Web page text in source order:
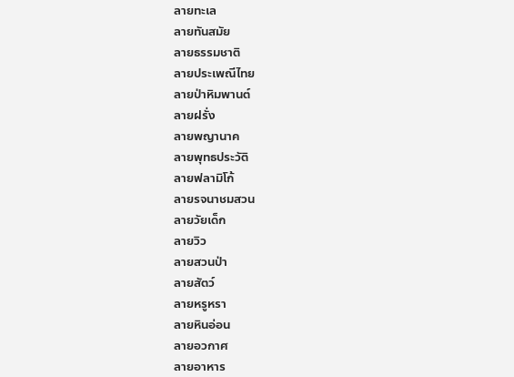
ลายทะเล
ลายทันสมัย
ลายธรรมชาติ
ลายประเพณีไทย
ลายป่าหิมพานต์
ลายฝรั่ง
ลายพญานาค
ลายพุทธประวัติ
ลายฟลามิโก้
ลายรจนาชมสวน
ลายวัยเด็ก
ลายวิว
ลายสวนป่า
ลายสัตว์
ลายหรูหรา
ลายหินอ่อน
ลายอวกาศ
ลายอาหาร